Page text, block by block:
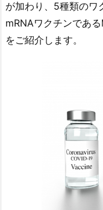
が加わり、5種類のワ
mRNAワクチンであ
をご紹介します。